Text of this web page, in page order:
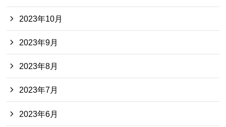
2023年10月
2023年9月
2023年8月
2023年7月
2023年6月